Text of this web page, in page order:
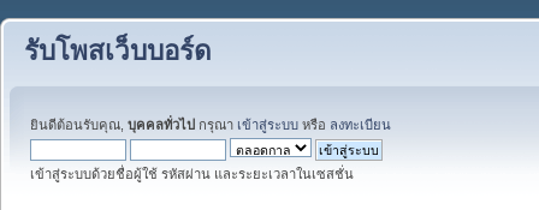
รับโพสเว็บบอร์ด
ยินดีต้อนรับคุณ, บุคคลทั่วไป กรุณา เข้าสู่ระบบ หรือ ลงทะเบียน
เข้าสู่ระบบด้วยชื่อผู้ใช้ รหัสผ่าน และระยะเวลาในเซสชั่น